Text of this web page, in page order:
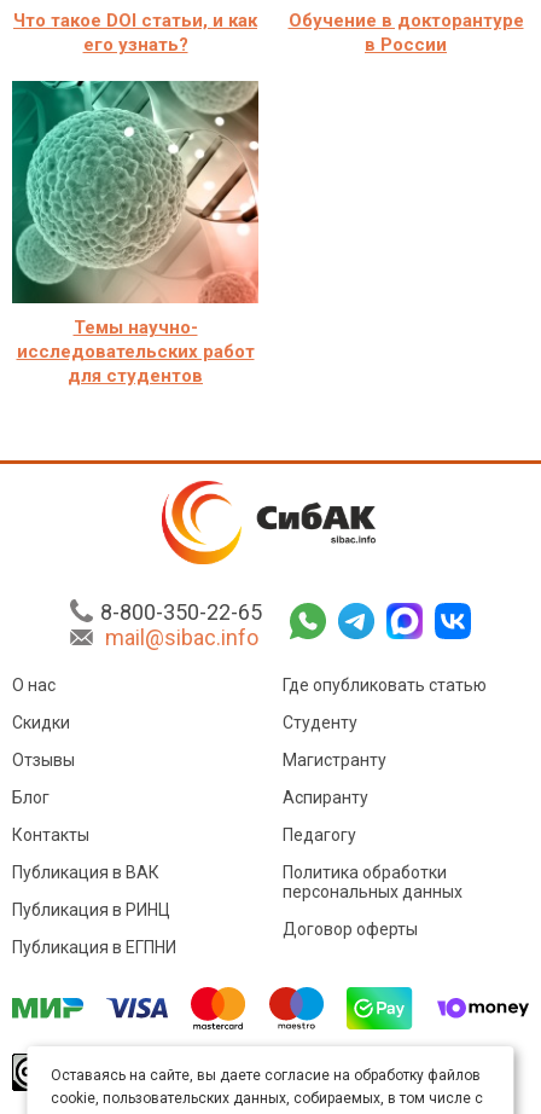
Что такое DOI статьи, и как
его узнать?
Обучение в докторантуре
в России
Темы научно-
исследовательских работ
для студентов
8-800-350-22-65
mail@sibac.info
О нас
Скидки
Отзывы
Блог
Контакты
Где опубликовать статью
Студенту
Магистранту
Аспиранту
Педагогу
Публикация в ВАК
Публикация в РИНЦ
Публикация в ЕГПНИ
Политика обработки
персональных данных
Договор оферты
произведение доступно полицензии Creative
Commons «Attribution» («Атрибуция») 4.0
Оставаясь на сайте, вы даете согласие на обработку файлов
cookie, пользовательских данных, собираемых, в том числе с